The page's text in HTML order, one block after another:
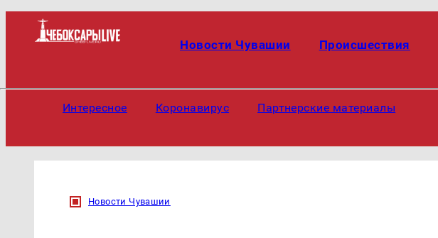
Новости Чувашии Происшествия
Интересное Коронавирус Партнерские материалы
Новости Чувашии